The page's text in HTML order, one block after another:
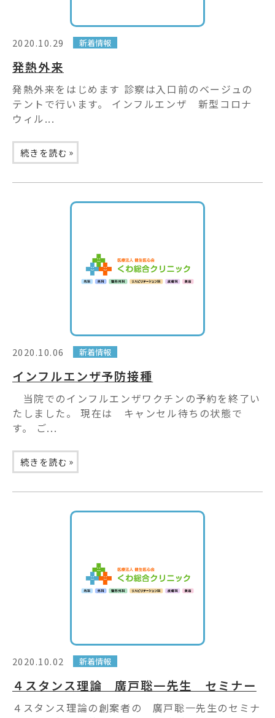
2020.10.29 新着情報
発熱外来
発熱外来をはじめます 診察は入口前のベージュの
テントで行います。 インフルエンザ 新型コロナ
ウィル...
続きを読む »
2020.10.06 新着情報
インフルエンザ予防接種
当院でのインフルエンザワクチンの予約を終了い
たしました。 現在は キャンセル待ちの状態で
す。 ご...
続きを読む »
2020.10.02 新着情報
４スタンス理論 廣戸聡一先生 セミナー
４スタンス理論の創案者の 廣戸聡一先生のセミナ